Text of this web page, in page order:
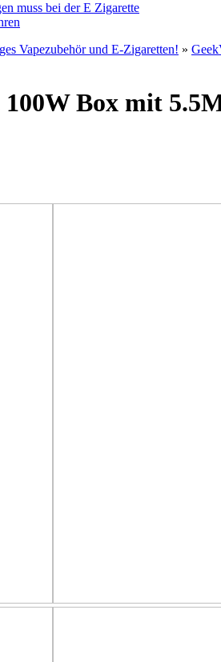
muss bei der E Zigarette
Vapezubehör und E-Zigaretten! »
Box mit